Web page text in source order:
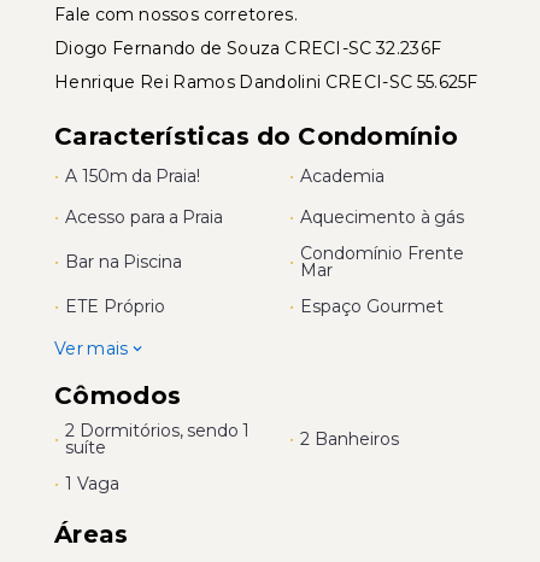
Fale com nossos corretores.
Diogo Fernando de Souza CRECI-SC 32.236F
Henrique Rei Ramos Dandolini CRECI-SC 55.625F
Características do Condomínio
• A 150m da Praia! • Academia
• Acesso para a Praia • Aquecimento à gás
• Bar na Piscina • Condomínio Frente
Mar
• ETE Próprio • Espaço Gourmet
Ver mais
Cômodos
• 2 Dormitórios, sendo 1
suíte • 2 Banheiros
• 1 Vaga
Áreas